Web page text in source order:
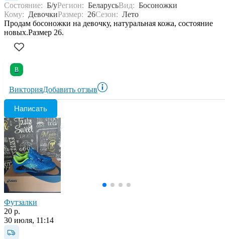
Состояние: Б/уРегион: БеларусьВид: Босоножки
Кому: ДевочкиРазмер: 26Сезон: Лето
Продам босоножки на девочку, натуральная кожа, состояние
новых.Размер 26.
В
ВикторияДобавить отзыв
Написать
Футзалки
20 р.
30 июля, 11:14